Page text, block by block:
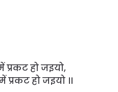
प्रकट हो जइयो,
हो जइयो ।।